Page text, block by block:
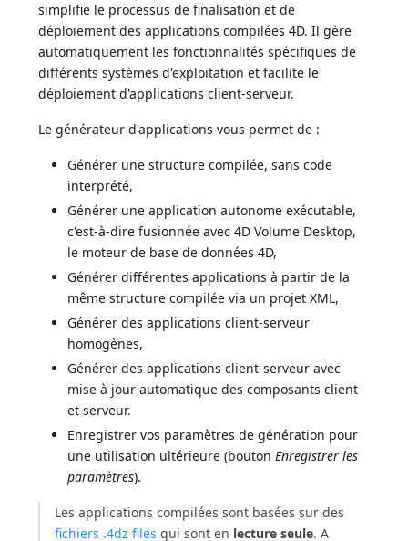
simplifie le processus de finalisation et de
déploiement des applications compilées 4D. Il gère
automatiquement les fonctionnalités spécifiques de
différents systèmes d'exploitation et facilite le
déploiement d'applications client-serveur.
Le générateur d'applications vous permet de :
Générer une structure compilée, sans code
interprété,
Générer une application autonome exécutable,
c'est-à-dire fusionnée avec 4D Volume Desktop,
le moteur de base de données 4D,
Générer différentes applications à partir de la
même structure compilée via un projet XML,
Générer des applications client-serveur
homogènes,
Générer des applications client-serveur avec
mise à jour automatique des composants client
et serveur.
Enregistrer vos paramètres de génération pour
une utilisation ultérieure (boutonEnregistrer les
paramètres).
Les applications compilées sont basées sur des
fichiers .4dz files qui sont en lecture seule. A